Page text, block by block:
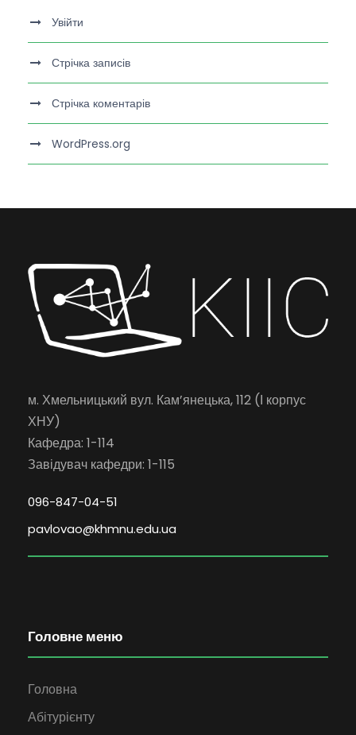
Увійти
Стрічка записів
Стрічка коментарів
WordPress.org
м. Хмельницький вул. Кам’янецька, 112 (І корпус
ХНУ)
Кафедра: 1-114
Завідувач кафедри: 1-115
096-847-04-51
pavlovao@khmnu.edu.ua
Головне меню
Головна
Абітурієнту